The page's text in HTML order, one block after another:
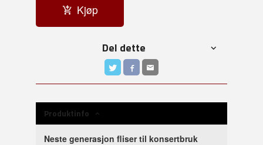
Kjøp
Del dette
Produktinfo
Neste generasjon fliser til konsertbruk